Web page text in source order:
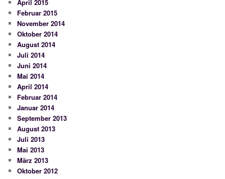
April 2015
Februar 2015
November 2014
Oktober 2014
August 2014
Juli 2014
Juni 2014
Mai 2014
April 2014
Februar 2014
Januar 2014
September 2013
August 2013
Juli 2013
Mai 2013
März 2013
Oktober 2012